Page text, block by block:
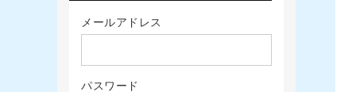
メールアドレス
パスワード